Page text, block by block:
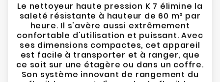
Le nettoyeur haute pression K 7 élimine la
saleté résistante à hauteur de 60 m² par
heure. Il s'avère aussi extrêmement
confortable d'utilisation et puissant. Avec
ses dimensions compactes, cet appareil
est facile à transporter et à ranger, que
ce soit sur une étagère ou dans un coffre.
Son système innovant de rangement du